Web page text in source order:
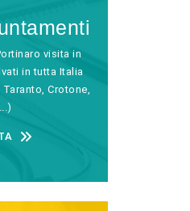
visita in
in tutta Italia
Crotone,